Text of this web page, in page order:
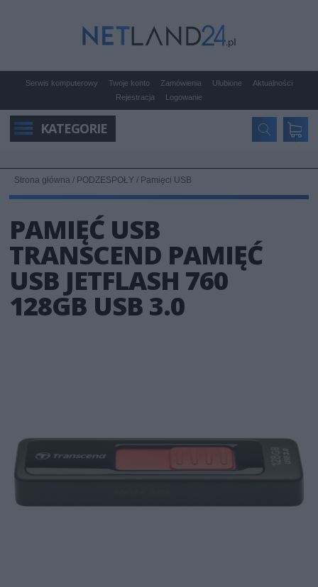
Serwis komputerowy Twoje konto Zamówienia Ulubione
Aktualności
Rejestracja
Logowanie
KATEGORIE
Strona główna / PODZESPOŁY / Pamięci USB
PAMIĘĆ USB
TRANSCEND PAMIĘĆ
USB JETFLASH 760
128GB USB 3.0